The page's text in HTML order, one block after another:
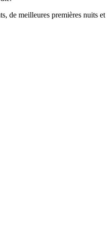
de meilleures premières nuits et